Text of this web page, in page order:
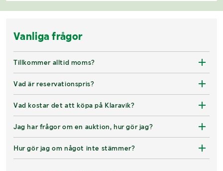
Vanliga frågor
Tillkommer alltid moms?
Vad är reservationspris?
Vad kostar det att köpa på Klaravik?
Jag har frågor om en auktion, hur gör jag?
Hur gör jag om något inte stämmer?